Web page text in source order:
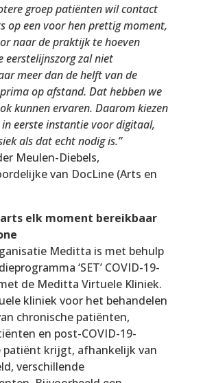
groep patiënten wil contact
op een voor hen prettig moment,
naar de praktijk te hoeven
eerstelijnszorg zal niet
meer dan de helft van de
op afstand. Dat hebben we
kunnen ervaren. Daarom kiezen
in eerste instantie voor digitaal,
als dat echt nodig is.”
Meulen-Diebels,
van DocLine (Arts en
elk moment bereikbaar
Meditta is met behulp
‘SET’ COVID-19-
de Meditta Virtuele Kliniek.
kliniek voor het behandelen
chronische patiënten,
en post-COVID-19-
patiënt krijgt, afhankelijk van
verschillende